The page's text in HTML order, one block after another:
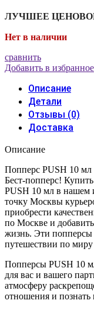
ЛУЧШЕЕ
Нет в наличии
сравнить
Добавить в избранное
Описание
Детали
Отзывы (0)
Доставка
Описание
Попперс PUSH 10 мл
Бест-попперс!
PUSH 10 мл в нашем
точку Москвы
приобрести
по Москве и
жизнь. Эти
путешествии по миру
Попперсы PUSH 10
для вас и вашего
атмосферу
отношения и